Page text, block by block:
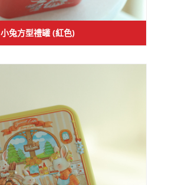
小兔方型禮罐 (紅色)